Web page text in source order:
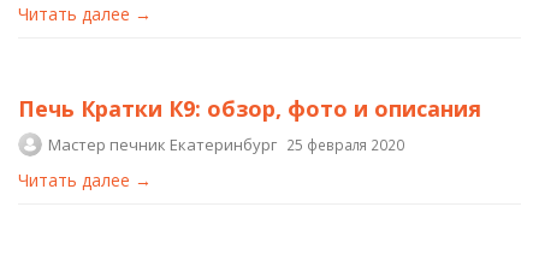
Читать далее →
Печь Кратки К9: обзор, фото и описания
Мастер печник Екатеринбург 25 февраля 2020
Читать далее →